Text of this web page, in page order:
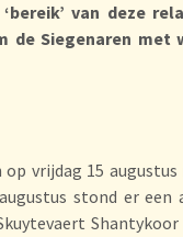
van deze
de Siegenaren met
vrijdag 15
stond er